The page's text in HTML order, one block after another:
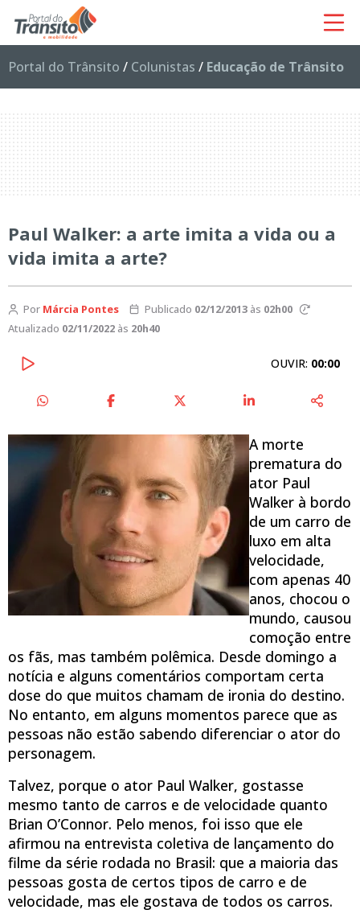
Portal do Trânsito / Colunistas / Educação de Trânsito
Paul Walker: a arte imita a vida ou a
vida imita a arte?
Por Márcia Pontes Publicado 02/12/2013às 02h00
Atualizado 02/11/2022 às 20h40
OUVIR: 00:00
A morte
prematura do
ator Paul
Walker à bordo
de um carro de
luxo em alta
velocidade,
com apenas 40
anos, chocou o
mundo, causou
comoção entre
os fãs, mas também polêmica. Desde domingo a
notícia e alguns comentários comportam certa
dose do que muitos chamam de ironia do destino.
No entanto, em alguns momentos parece que as
pessoas não estão sabendo diferenciar o ator do
personagem.
Talvez, porque o ator Paul Walker, gostasse
mesmo tanto de carros e de velocidade quanto
Brian O’Connor. Pelo menos, foi isso que ele
afirmou na entrevista coletiva de lançamento do
filme da série rodada no Brasil: que a maioria das
pessoas gosta de certos tipos de carro e de
velocidade, mas ele gostava de todos os carros.